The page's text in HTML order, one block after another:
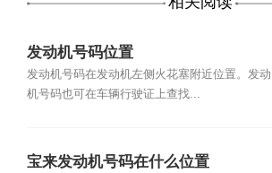
发动机号码位置
发动机号码在发动机左侧火花塞附近位置。发动
机号码也可在车辆行驶证上查找...
宝来发动机号码在什么位置